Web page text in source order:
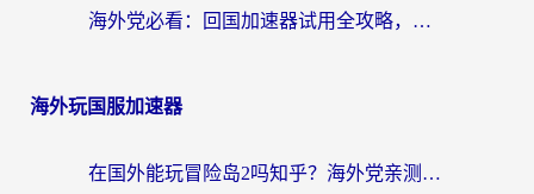
海外党必看：回国加速器试用全攻略，无缝刷国内剧玩游戏不再难
海外玩国服加速器
在国外能玩冒险岛2吗知乎？海外党亲测有效的国服游戏加速指南